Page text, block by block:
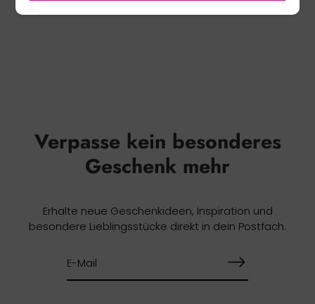
Verpasse kein besonderes
Geschenk mehr
Erhalte neue Geschenkideen, Inspiration und
besondere Lieblingsstücke direkt in dein Postfach.